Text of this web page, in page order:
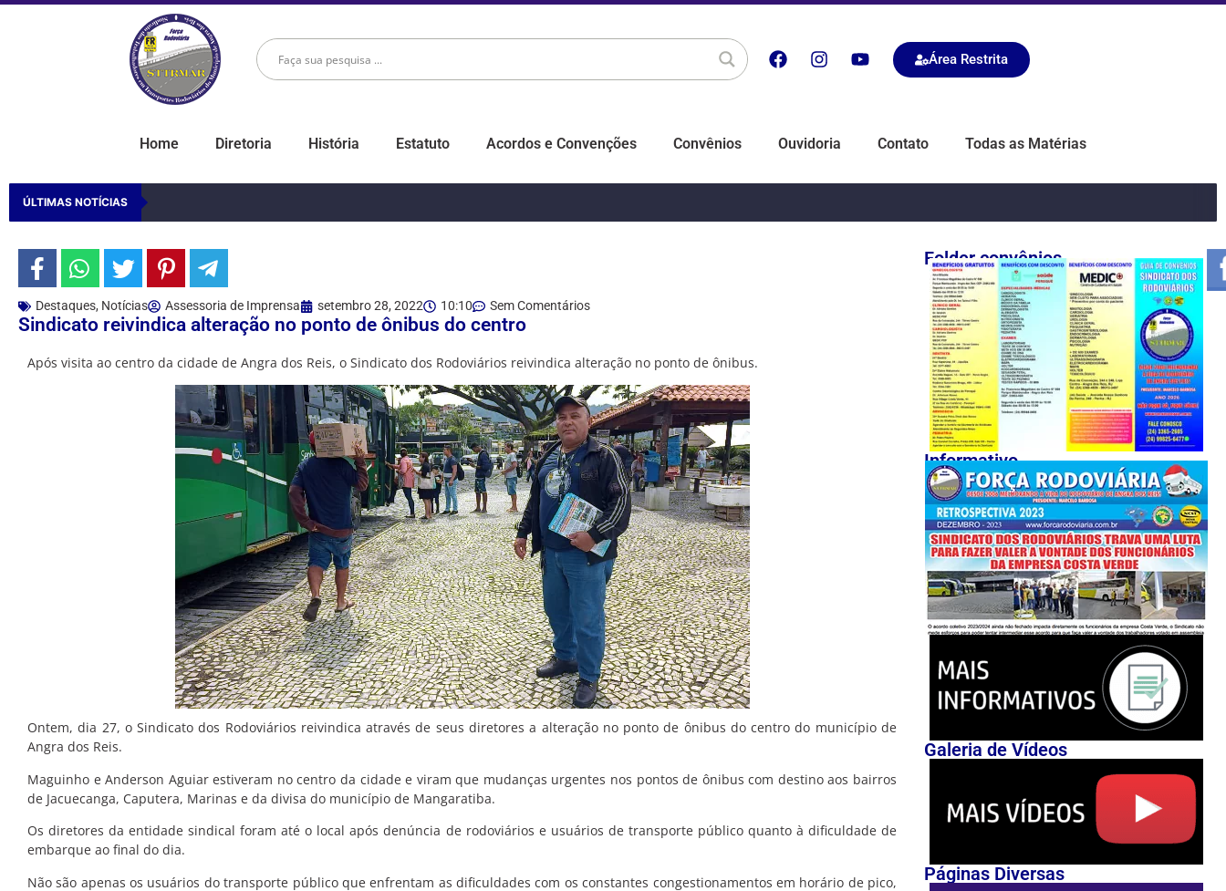
Área Restrita
Home Diretoria História Estatuto Acordos e Convenções Convênios Ouvidoria Contato Todas as Matérias
ÚLTIMAS NOTÍCIAS
Destaques, Notícias Assessoria de Imprensa setembro 28, 2022 10:10 Sem Comentários
Sindicato reivindica alteração no ponto de ônibus do centro
Após visita ao centro da cidade de Angra dos Reis, o Sindicato dos Rodoviários reivindica alteração no ponto de ônibus.
Ontem, dia 27, o Sindicato dos Rodoviários reivindica através de seus diretores a alteração no ponto de ônibus do centro do município de
Angra dos Reis.
Maguinho e Anderson Aguiar estiveram no centro da cidade e viram que mudanças urgentes nos pontos de ônibus com destino aos bairros
de Jacuecanga, Caputera, Marinas e da divisa do município de Mangaratiba.
Os diretores da entidade sindical foram até o local após denúncia de rodoviários e usuários de transporte público quanto à dificuldade de
embarque ao final do dia.
Não são apenas os usuários do transporte público que enfrentam as dificuldades com os constantes congestionamentos em horário de pico,
Folder convênios
Informativo
Galeria de Vídeos
Páginas Diversas